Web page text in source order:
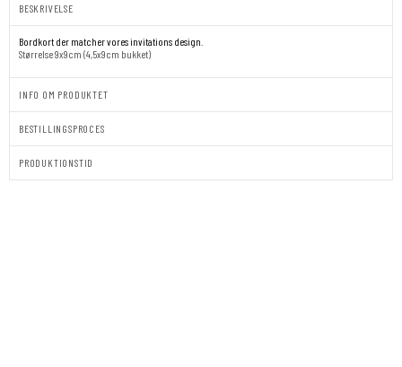
BESKRIVELSE
Bordkort der matcher vores invitations design.
Størrelse 9x9cm (4,5x9cm bukket)
INFO OM PRODUKTET
BESTILLINGSPROCES
PRODUKTIONSTID